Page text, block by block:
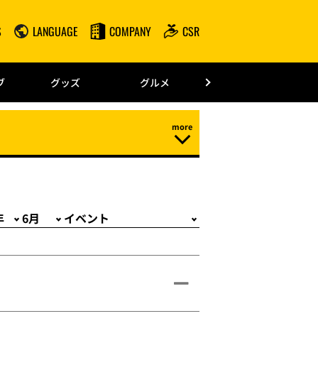
LANGUAGE COMPANY CSR
グッズ グルメ